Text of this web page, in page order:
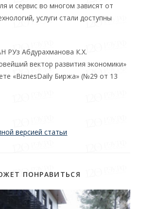
и сервис во многом зависят от
услуги стали доступны
РУз Абдурахманова К.Х.
вектор развития экономики»
«BiznesDaily Биржа» (№29 от 13
версией статьи
ПОНРАВИТЬСЯ